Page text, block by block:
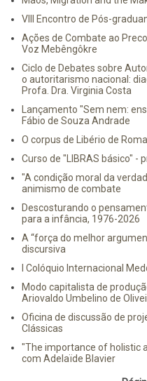
VIII Encontro de Pós-
Ações de Combate ao
Voz Mebêngôkre
Ciclo de Debates sobre
o autoritarismo nacional:
Profa. Dra. Virginia Costa
Lançamento "Sem nem:
Fábio de Souza Andrade
O corpus de Libério de Roma
Curso de "LIBRAS básico" -
"A condição moral da
animismo de combate
Descosturando o
para a infância, 1976-2026
A “força do melhor
discursiva
I Colóquio Internacional
Modo capitalista de
Ariovaldo Umbelino de
Oficina de discussão de
Clássicas
"The importance of holistic
com Adelaïde Blavier